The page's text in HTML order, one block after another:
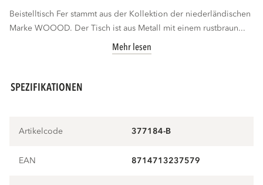
Beistelltisch Fer stammt aus der Kollektion der niederländischen
Marke WOOOD. Der Tisch ist aus Metall mit einem rustbraun...
Mehr lesen
SPEZIFIKATIONEN
Artikelcode 377184-B
EAN 8714713237579